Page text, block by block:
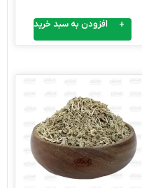
افزودن به سبد خرید